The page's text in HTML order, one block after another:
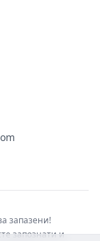
запазени!
запознати и